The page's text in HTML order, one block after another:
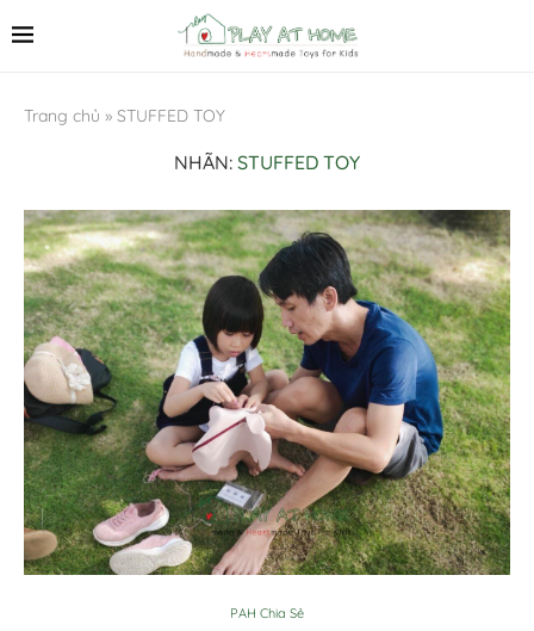
Trang chủ » STUFFED TOY
NHÃN: STUFFED TOY
PAH Chia Sẻ